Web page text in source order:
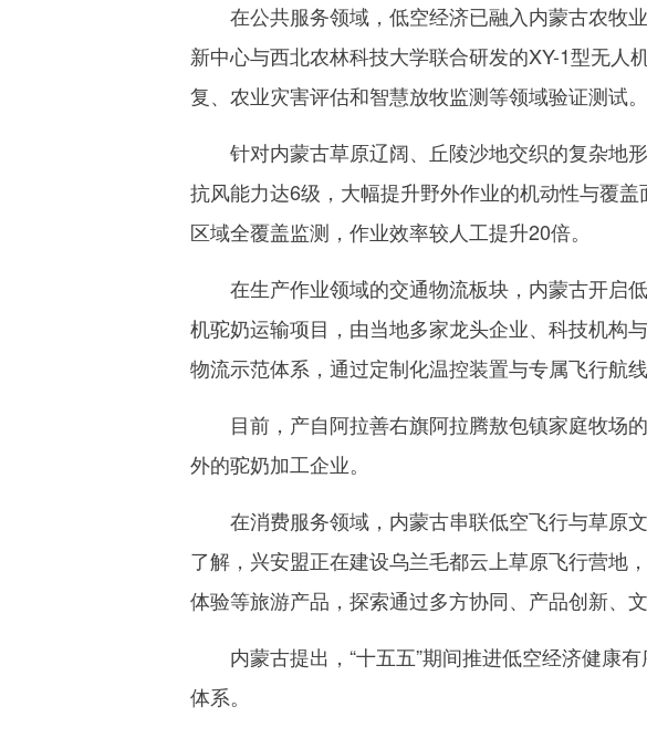
在公共服务领域，低空经济已融入内蒙古农牧
新中心与西北农林科技大学联合研发的XY-1型无人
复、农业灾害评估和智慧放牧监测等领域验证测试。
针对内蒙古草原辽阔、丘陵沙地交织的复杂地形
抗风能力达6级，大幅提升野外作业的机动性与覆
区域全覆盖监测，作业效率较人工提升20倍。
在生产作业领域的交通物流板块，内蒙古开启低
机驼奶运输项目，由当地多家龙头企业、科技机构
物流示范体系，通过定制化温控装置与专属飞行航
目前，产自阿拉善右旗阿拉腾敖包镇家庭牧场
外的驼奶加工企业。
在消费服务领域，内蒙古串联低空飞行与草原
了解，兴安盟正在建设乌兰毛都云上草原飞行营地
体验等旅游产品，探索通过多方协同、产品创新、
内蒙古提出，“十五五”期间推进低空经济健康有
体系。